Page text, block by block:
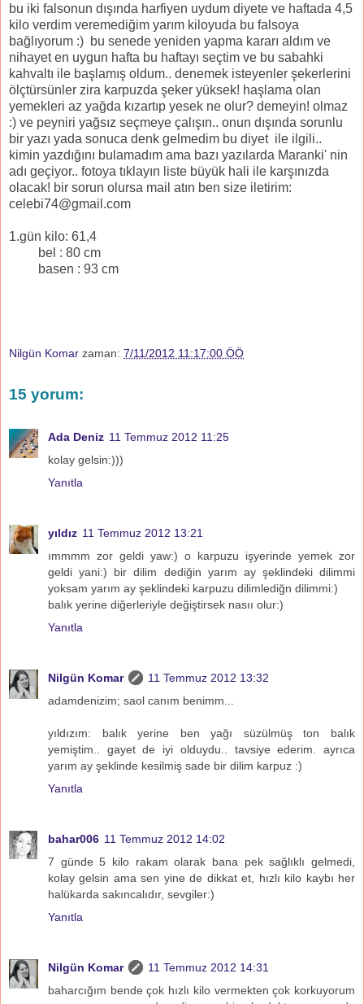
bu iki falsonun dışında harfiyen uydum diyete ve haftada 4,5
kilo verdim veremediğim yarım kiloyuda bu falsoya
bağlıyorum :) bu senede yeniden yapma kararı aldım ve
nihayet en uygun hafta bu haftayı seçtim ve bu sabahki
kahvaltı ile başlamış oldum.. denemek isteyenler şekerlerini
ölçtürsünler zira karpuzda şeker yüksek! haşlama olan
yemekleri az yağda kızartıp yesek ne olur? demeyin! olmaz
:) ve peyniri yağsız seçmeye çalışın.. onun dışında sorunlu
bir yazı yada sonuca denk gelmedim bu diyet ile ilgili..
kimin yazdığını bulamadım ama bazı yazılarda Maranki' nin
adı geçiyor.. fotoya tıklayın liste büyük hali ile karşınızda
olacak! bir sorun olursa mail atın ben size iletirim:
celebi74@gmail.com
1.gün kilo: 61,4
bel : 80 cm
basen : 93 cm
Nilgün Komar zaman: 7/11/2012 11:17:00 ÖÖ
15 yorum:
Ada Deniz 11 Temmuz 2012 11:25
kolay gelsin:)))
Yanıtla
yıldız 11 Temmuz 2012 13:21
ımmmm zor geldi yaw:) o karpuzu işyerinde yemek zor
geldi yani:) bir dilim dediğin yarım ay şeklindeki dilimmi
yoksam yarım ay şeklindeki karpuzu dilimlediğn dilimmi:)
balık yerine diğerleriyle değiştirsek nasıı olur:)
Yanıtla
Nilgün Komar
11 Temmuz 2012 13:32
adamdenizim; saol canım benimm...
yıldızım: balık yerine ben yağı süzülmüş ton balık
yemiştim.. gayet de iyi olduydu.. tavsiye ederim. ayrıca
yarım ay şeklinde kesilmiş sade bir dilim karpuz :)
Yanıtla
bahar006 11 Temmuz 2012 14:02
7 günde 5 kilo rakam olarak bana pek sağlıklı gelmedi,
kolay gelsin ama sen yine de dikkat et, hızlı kilo kaybı her
halükarda sakıncalıdır, sevgiler:)
Yanıtla
Nilgün Komar
11 Temmuz 2012 14:31
baharcığım bende çok hızlı kilo vermekten çok korkuyorum